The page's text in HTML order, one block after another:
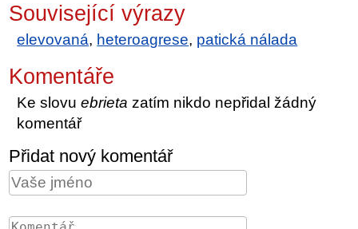
Související výrazy
elevovaná, heteroagrese, patická nálada
Komentáře
Ke slovuebrieta zatím nikdo nepřidal žádný
komentář
Přidat nový komentář